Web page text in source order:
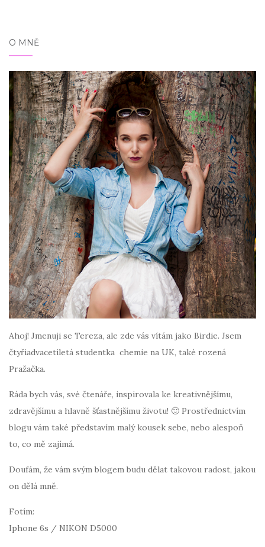
O MNĚ
Ahoj! Jmenuji se Tereza, ale zde vás vítám jako Birdie. Jsem
čtyřiadvacetiletá studentka chemie na UK, také rozená
Pražačka.
Ráda bych vás, své čtenáře, inspirovala ke kreativnějšímu,
zdravějšímu a hlavně šťastnějšímu životu! 🙂 Prostřednictvím
blogu vám také představím malý kousek sebe, nebo alespoň
to, co mě zajímá.
Doufám, že vám svým blogem budu dělat takovou radost, jakou
on dělá mně.
Fotím:
Iphone 6s / NIKON D5000